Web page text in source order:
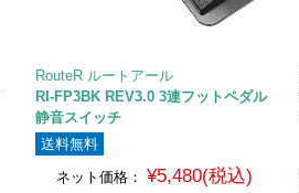
RouteR ルートアール
RI-FP3BK REV3.0 3連フットペダル
静音スイッチ
送料無料
ネット価格：
¥5,480(税込)